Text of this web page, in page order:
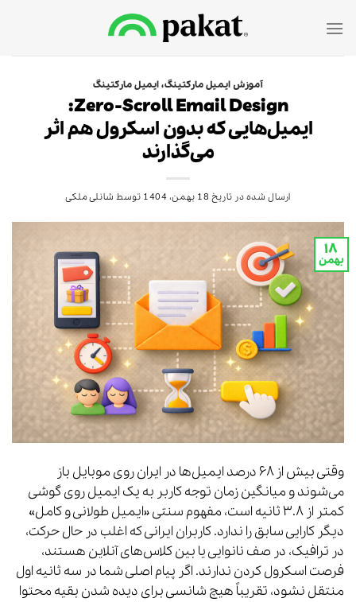
آموزش ایمیل مارکتینگ،ایمیل مارکتینگ
Zero-Scroll Email Design:
ایمیل‌هایی که بدون اسکرول هم اثر
می‌گذارند
ارسال شده در تاریخ 18 بهمن، 1404 توسط شانلی ملکی
۱۸
بهمن
وقتی بیش از ۶۸ درصد ایمیل‌ها در ایران روی موبایل باز
می‌شوند و میانگین زمان توجه کاربر به یک ایمیل روی گوشی
کمتر از ۳.۸ ثانیه است، مفهوم سنتی «ایمیل طولانی و کامل»
دیگر کارایی سابق را ندارد. کاربران ایرانی که اغلب در حال حرکت،
در ترافیک، در صف نانوایی یا بین کلاس‌های آنلاین هستند،
فرصت اسکرول کردن ندارند. اگر پیام اصلی شما در سه ثانیه اول
منتقل نشود، تقریباً هیچ شانسی برای دیده شدن بقیه محتوا